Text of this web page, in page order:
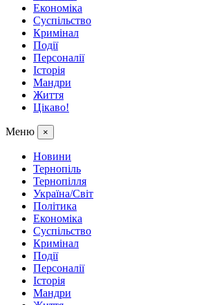
Економіка
Суспільство
Кримінал
Події
Персоналії
Історія
Мандри
Життя
Цікаво!
Меню ×
Новини
Тернопіль
Тернопілля
Україна/Світ
Політика
Економіка
Суспільство
Кримінал
Події
Персоналії
Історія
Мандри